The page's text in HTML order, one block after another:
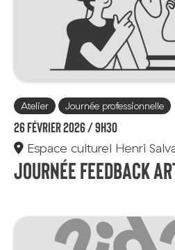
Atelier Journée professionnelle
26 février 2026 /9h30
Espace culturel Henri
Journée Feedback